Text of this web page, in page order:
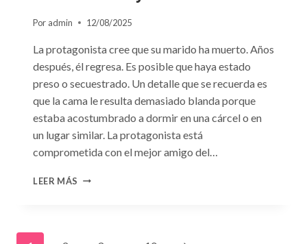
Por admin 12/08/2025
La protagonista cree que su marido ha muerto. Años
después, él regresa. Es posible que haya estado
preso o secuestrado. Un detalle que se recuerda es
que la cama le resulta demasiado blanda porque
estaba acostumbrado a dormir en una cárcel o en
un lugar similar. La protagonista está
comprometida con el mejor amigo del…
LEER MÁS CONSULTA